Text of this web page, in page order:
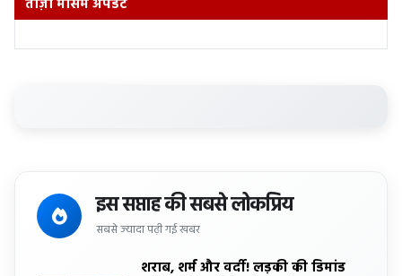
ताज़ा मौसम अपडेट
इस सप्ताह की सबसे लोकप्रिय
सबसे ज्यादा पढ़ी गई खबर
शराब, शर्म और वर्दी! लड़की की डिमांड